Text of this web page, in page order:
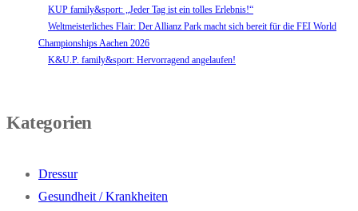
KUP family&sport: „Jeder Tag ist ein tolles Erlebnis!“
Weltmeisterliches Flair: Der Allianz Park macht sich bereit für die FEI World
Championships Aachen 2026
K&U.P. family&sport: Hervorragend angelaufen!
Kategorien
Dressur
Gesundheit / Krankheiten